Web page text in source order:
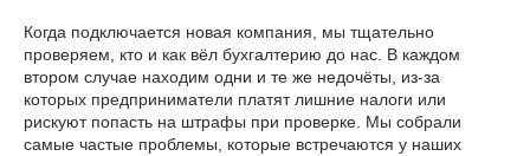
Когда подключается новая компания, мы тщательно
проверяем, кто и как вёл бухгалтерию до нас. В каждом
втором случае находим одни и те же недочёты, из-за
которых предприниматели платят лишние налоги или
рискуют попасть на штрафы при проверке. Мы собрали
самые частые проблемы, которые встречаются у наших